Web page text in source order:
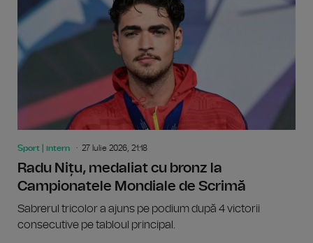
Sport | intern 27 Iulie 2026, 21:18
Radu Nițu, medaliat cu bronz la
Campionatele Mondiale de Scrimă
Sabrerul tricolor a ajuns pe podium după 4 victorii
consecutive pe tabloul principal.